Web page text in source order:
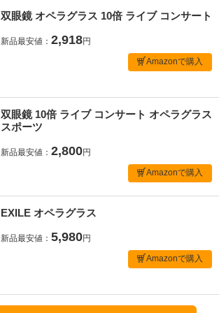
双眼鏡 オペラグラス 10倍 ライブ コンサート
新品最安値： 2,918円
Amazonで購入
双眼鏡 10倍 ライブ コンサート オペラグラス
スポーツ
新品最安値： 2,800円
Amazonで購入
EXILE オペラグラス
新品最安値： 5,980円
Amazonで購入